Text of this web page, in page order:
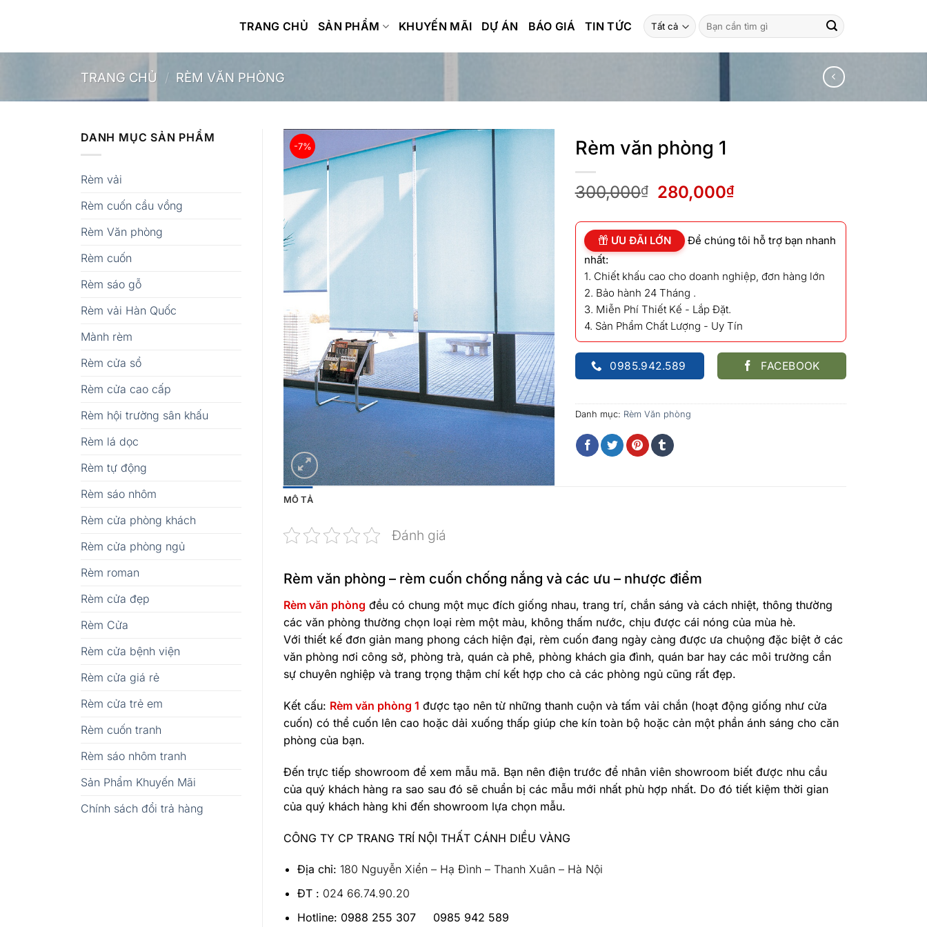
TRANG CHỦ SẢN PHẨM KHUYẾN MÃI DỰ ÁN BÁO GIÁ TIN TỨC
Tìm
kiếm:
TRANG CHỦ / RÈM VĂN PHÒNG
DANH MỤC SẢN PHẨM
Rèm vải
Rèm cuốn cầu vồng
Rèm Văn phòng
Rèm cuốn
Rèm sáo gỗ
Rèm vải Hàn Quốc
Mành rèm
Rèm cửa sổ
Rèm cửa cao cấp
Rèm hội trường sân khấu
Rèm lá dọc
Rèm tự động
Rèm sáo nhôm
Rèm cửa phòng khách
Rèm cửa phòng ngủ
Rèm roman
Rèm cửa đẹp
Rèm Cửa
Rèm cửa bệnh viện
Rèm cửa giá rẻ
Rèm cửa trẻ em
Rèm cuốn tranh
Rèm sáo nhôm tranh
Sản Phẩm Khuyến Mãi
Chính sách đổi trả hàng
-7% Rèm văn phòng 1
300,000₫
Giá
là:
300,000₫.
280,000₫Giá
tại
là:
ƯU ĐÃI LỚN
Để chúng tôi hỗ trợ bạn nhanh
nhất:
1. Chiết khấu cao cho doanh nghiệp, đơn hàng lớn
2. Bảo hành 24 Tháng .
3. Miễn Phí Thiết Kế - Lắp Đặt.
4. Sản Phẩm Chất Lượng - Uy Tín
0985.942.589 FACEBOOK
Danh mục: Rèm Văn phòng
MÔ TẢ
Đánh giá
Rèm văn phòng – rèm cuốn chống nắng và các ưu – nhược điểm
Rèm văn phòng đều có chung một mục đích giống nhau, trang trí, chắn sáng và cách nhiệt, thông thường
các văn phòng thường chọn loại rèm một màu, không thấm nước, chịu được cái nóng của mùa hè.
Với thiết kế đơn giản mang phong cách hiện đại, rèm cuốn đang ngày càng được ưa chuộng đặc biệt ở các
văn phòng nơi công sở, phòng trà, quán cà phê, phòng khách gia đình, quán bar hay các môi trường cần
sự chuyên nghiệp và trang trọng thậm chí kết hợp cho cả các phòng ngủ cũng rất đẹp.
Kết cấu: Rèm văn phòng 1 được tạo nên từ những thanh cuộn và tấm vải chắn (hoạt động giống như cửa
cuốn) có thể cuốn lên cao hoặc dải xuống thấp giúp che kín toàn bộ hoặc cản một phần ánh sáng cho căn
phòng của bạn.
Đến trực tiếp showroom để xem mẫu mã. Bạn nên điện trước để nhân viên showroom biết được nhu cầu
của quý khách hàng ra sao sau đó sẽ chuẩn bị các mẫu mới nhất phù hợp nhất. Do đó tiết kiệm thời gian
của quý khách hàng khi đến showroom lựa chọn mẫu.
CÔNG TY CP TRANG TRÍ NỘI THẤT CÁNH DIỀU VÀNG
Địa chỉ: 180 Nguyễn Xiển – Hạ Đình – Thanh Xuân – Hà Nội
ĐT : 024 66.74.90.20
Hotline: 0988 255 307 0985 942 589